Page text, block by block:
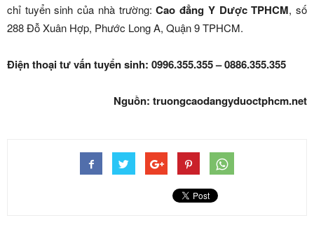
chỉ tuyển sinh của nhà trường:Cao đẳng Y Dược TPHCM, số
288 Đỗ Xuân Hợp, Phước Long A, Quận 9 TPHCM.
Điện thoại tư vấn tuyển sinh: 0996.355.355 – 0886.355.355
Nguồn: truongcaodangyduoctphcm.net